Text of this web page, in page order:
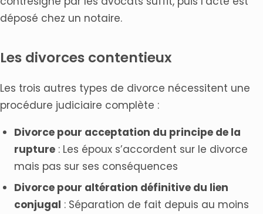
déposé chez un notaire.
Les divorces contentieux
Les trois autres types de divorce nécessitent une
procédure judiciaire complète :
Divorce pour acceptation du principe de la
rupture: Les époux s’accordent sur le divorce
mais pas sur ses conséquences
Divorce pour altération définitive du lien
conjugal : Séparation de fait depuis au moins